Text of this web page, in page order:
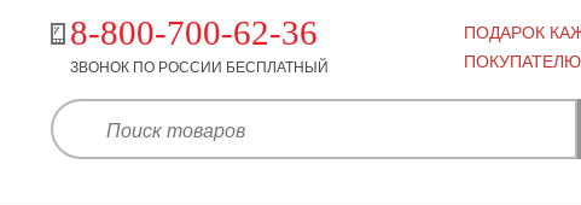
8-800-700-62-36
ЗВОНОК ПО РОССИИ БЕСПЛАТНЫЙ
ПОДАРОК
ПОКУПАТЕЛЮ